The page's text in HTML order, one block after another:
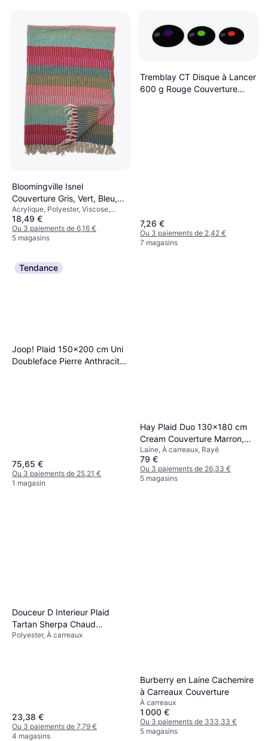
Bloomingville Isnel
Couverture Gris, Vert, Bleu,
Multicolore (160x130cm)
Acrylique, Polyester, Viscose,
Coton
18,49 €
Ou 3 paiements de 6,16 €
5 magasins
Tremblay CT Disque à Lancer
600 g Rouge Couverture
7,26 €
Ou 3 paiements de 2,42 €
7 magasins
Tendance
Joop! Plaid 150x200 cm Uni
Doubleface Pierre Anthracite
75,65 €
Ou 3 paiements de 25,21 €
1 magasin
Hay Plaid Duo 130x180 cm
Cream Couverture Marron,
Beige, Naturel, Blanc
Laine, À carreaux, Rayé
79 €
Ou 3 paiements de 26,33 €
5 magasins
Douceur D Interieur Plaid
Tartan Sherpa Chaud
125x150 Camel Couverture
Polyester, À carreaux
23,38 €
Ou 3 paiements de 7,79 €
4 magasins
Burberry en Laine Cachemire
à Carreaux Couverture
À carreaux
1 000 €
Ou 3 paiements de 333,33 €
5 magasins